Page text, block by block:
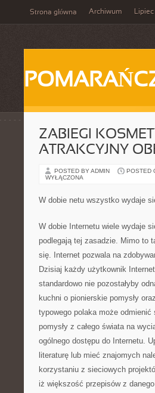
Strona główna Archiwum Lipiec
ZABIEGI
ATRAKCYJNY
POSTED BY ADMIN POSTED
WYŁĄCZONA
W dobie netu wszystko wydaje
W dobie Internetu wiele wydaje
podlegają tej zasadzie. Mimo to
się. Internet pozwala na
Dzisiaj każdy użytkownik
standardowo nie pozostałyby
kuchni o pionierskie pomysły
typowego polaka może
pomysły z całego świata na
ogólnego dostępu do Internetu.
literaturę lub mieć znajomych
korzystaniu z sieciowych
iż większość przepisów z